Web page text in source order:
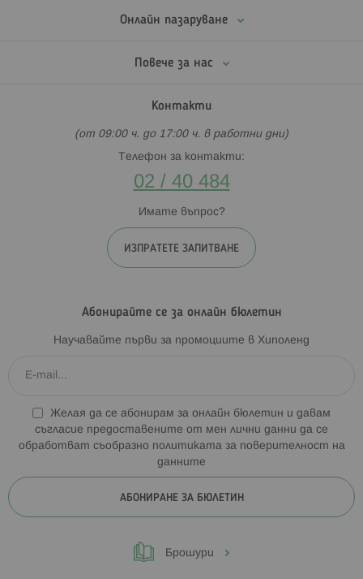
Онлайн пазаруване
Повече за нас
Контакти
(от 09:00 ч. до 17:00 ч. в работни дни)
Телефон за контакти:
02 / 40 484
Имате въпрос?
ИЗПРАТЕТЕ ЗАПИТВАНЕ
Абонирайте се за онлайн бюлетин
Научавайте първи за промоциите в Хиполенд
Желая да се абонирам за онлайн бюлетин и давам
съгласие предоставените от мен лични данни да се
обработват съобразно политиката за поверителност на
данните
АБОНИРАНЕ ЗА БЮЛЕТИН
Брошури